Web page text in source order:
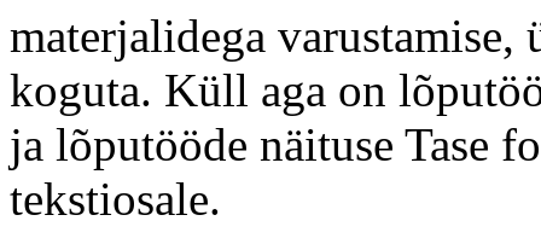
materjalidega varustamise,
koguta. Küll aga on
ja lõputööde näituse Tase
tekstiosale.